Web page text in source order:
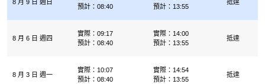
8 月 9 日 週日
預計：08:40
預計：13:55
抵達
8 月 6 日 週四
實際：09:17
預計：08:40
實際：14:00
預計：13:55
抵達
8 月 3 日 週一
實際：10:07
預計：08:40
實際：14:54
預計：13:55
抵達